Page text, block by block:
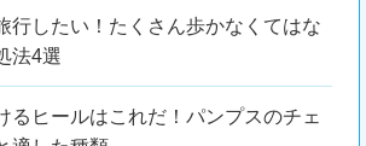
行したい！たくさん歩かなくてはな
法4選
るヒールはこれだ！パンプスのチェ